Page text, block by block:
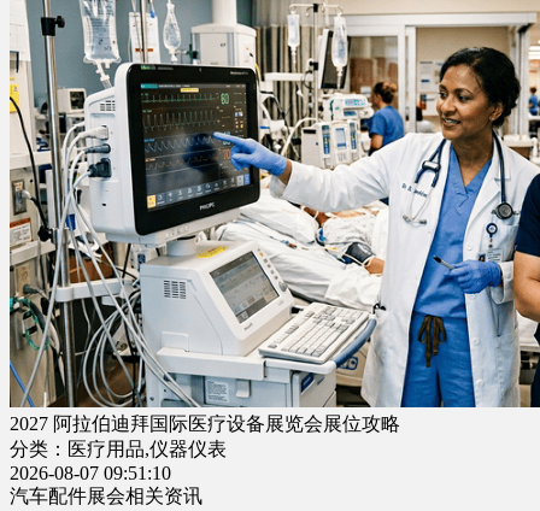
2027 阿拉伯迪拜国际医疗设备展览会展位攻略
分类：医疗用品,仪器仪表
2026-08-07 09:51:10
汽车配件展会相关资讯